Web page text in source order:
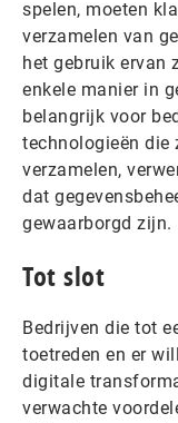
spelen, moeten
verzamelen van
het gebruik ervan
enkele manier in
belangrijk voor
technologieën die
verzamelen,
dat
gewaarborgd zijn.
Tot slot
Bedrijven die tot
toetreden en er
digitale
verwachte